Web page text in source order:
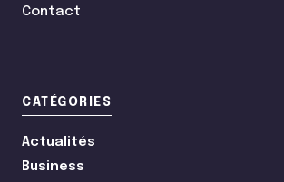
Contact
CATÉGORIES
Actualités
Business